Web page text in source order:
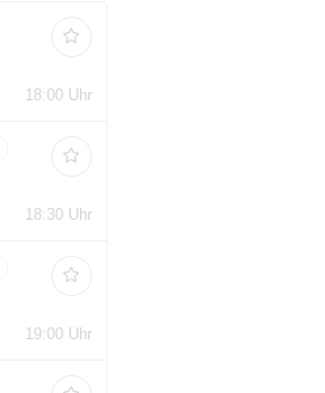
18:00 Uhr
18:30 Uhr
19:00 Uhr